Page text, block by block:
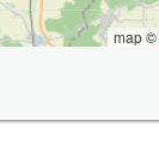
map ©